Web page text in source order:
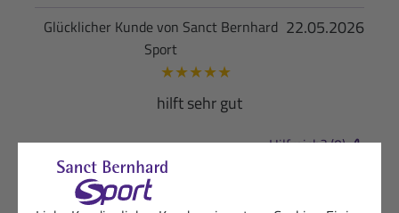
22.05.2026
Glücklicher Kunde von Sanct Bernhard
Sport
★★★★★
hilft sehr gut
VERIFIZIERT Hilfreich? (0)
Zufriedene Sanct Bernhard Sport-Kundin